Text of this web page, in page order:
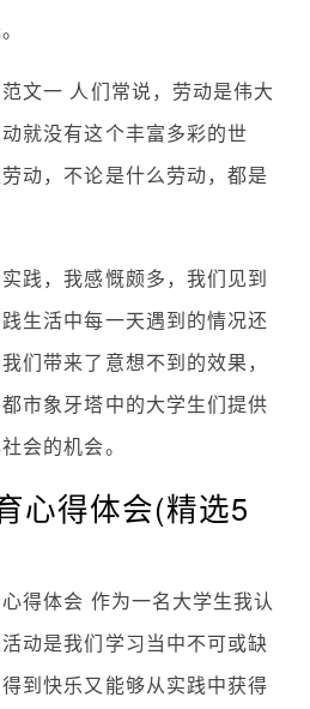
文一 人们常说，劳动是伟大
就没有这个丰富多彩的世
动，不论是什么劳动，都是
践，我感慨颇多，我们见到
生活中每一天遇到的情况还
们带来了意想不到的效果，
市象牙塔中的大学生们提供
会的机会。
心得体会(精选5
得体会 作为一名大学生我认
动是我们学习当中不可或缺
到快乐又能够从实践中获得